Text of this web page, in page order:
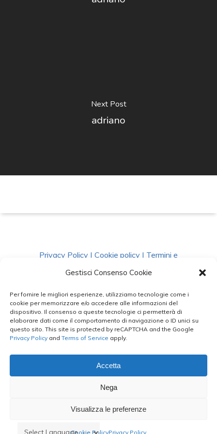
Gestisci Consenso Cookie
Per fornire le migliori esperienze, utilizziamo tecnologie come i
cookie per memorizzare e/o accedere alle informazioni del
dispositivo. Il consenso a queste tecnologie ci permetterà di
elaborare dati come il comportamento di navigazione o ID unici su
questo sito. This site is protected by reCAPTCHA and the Google
Privacy Policy and Terms of Service apply.
Accetta
Nega
Visualizza le preferenze
Cookie PolicyPrivacy Policy
Next Post
adriano
Privacy Policy | Cookie policy | Termini e
Condizioni|Richiedi Dati
facebook instagram whatsappphone
email
Le Bontà del Capo ©